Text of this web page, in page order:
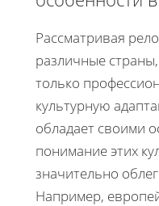
Рассматривая
различные
только
культурную
обладает своими
понимание этих
значительно
Например,